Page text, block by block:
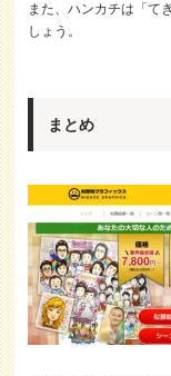
また、ハンカチは「て
しょう。
まとめ